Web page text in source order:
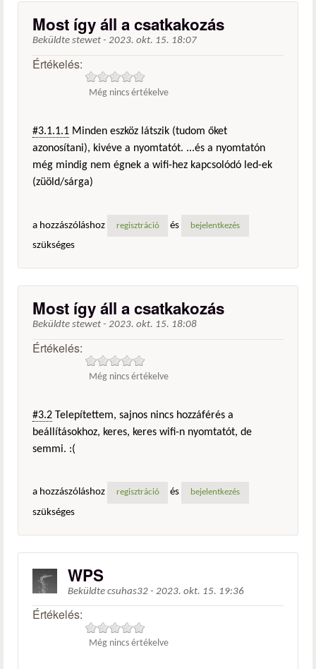
Most így áll a csatkakozás
Beküldte stewet - 2023. okt. 15. 18:07
Értékelés:
Még nincs értékelve
#3.1.1.1 Minden eszköz látszik (tudom őket
azonosítani), kivéve a nyomtatót. ...és a nyomtatón
még mindig nem égnek a wifi-hez kapcsolódó led-ek
(züöld/sárga)
a hozzászóláshoz regisztráció és bejelentkezés
szükséges
Most így áll a csatkakozás
Beküldte stewet - 2023. okt. 15. 18:08
Értékelés:
Még nincs értékelve
#3.2 Telepítettem, sajnos nincs hozzáférés a
beállításokhoz, keres, keres wifi-n nyomtatót, de
semmi. :(
a hozzászóláshoz regisztráció és bejelentkezés
szükséges
WPS
Beküldte csuhas32 - 2023. okt. 15. 19:36
Értékelés:
Még nincs értékelve